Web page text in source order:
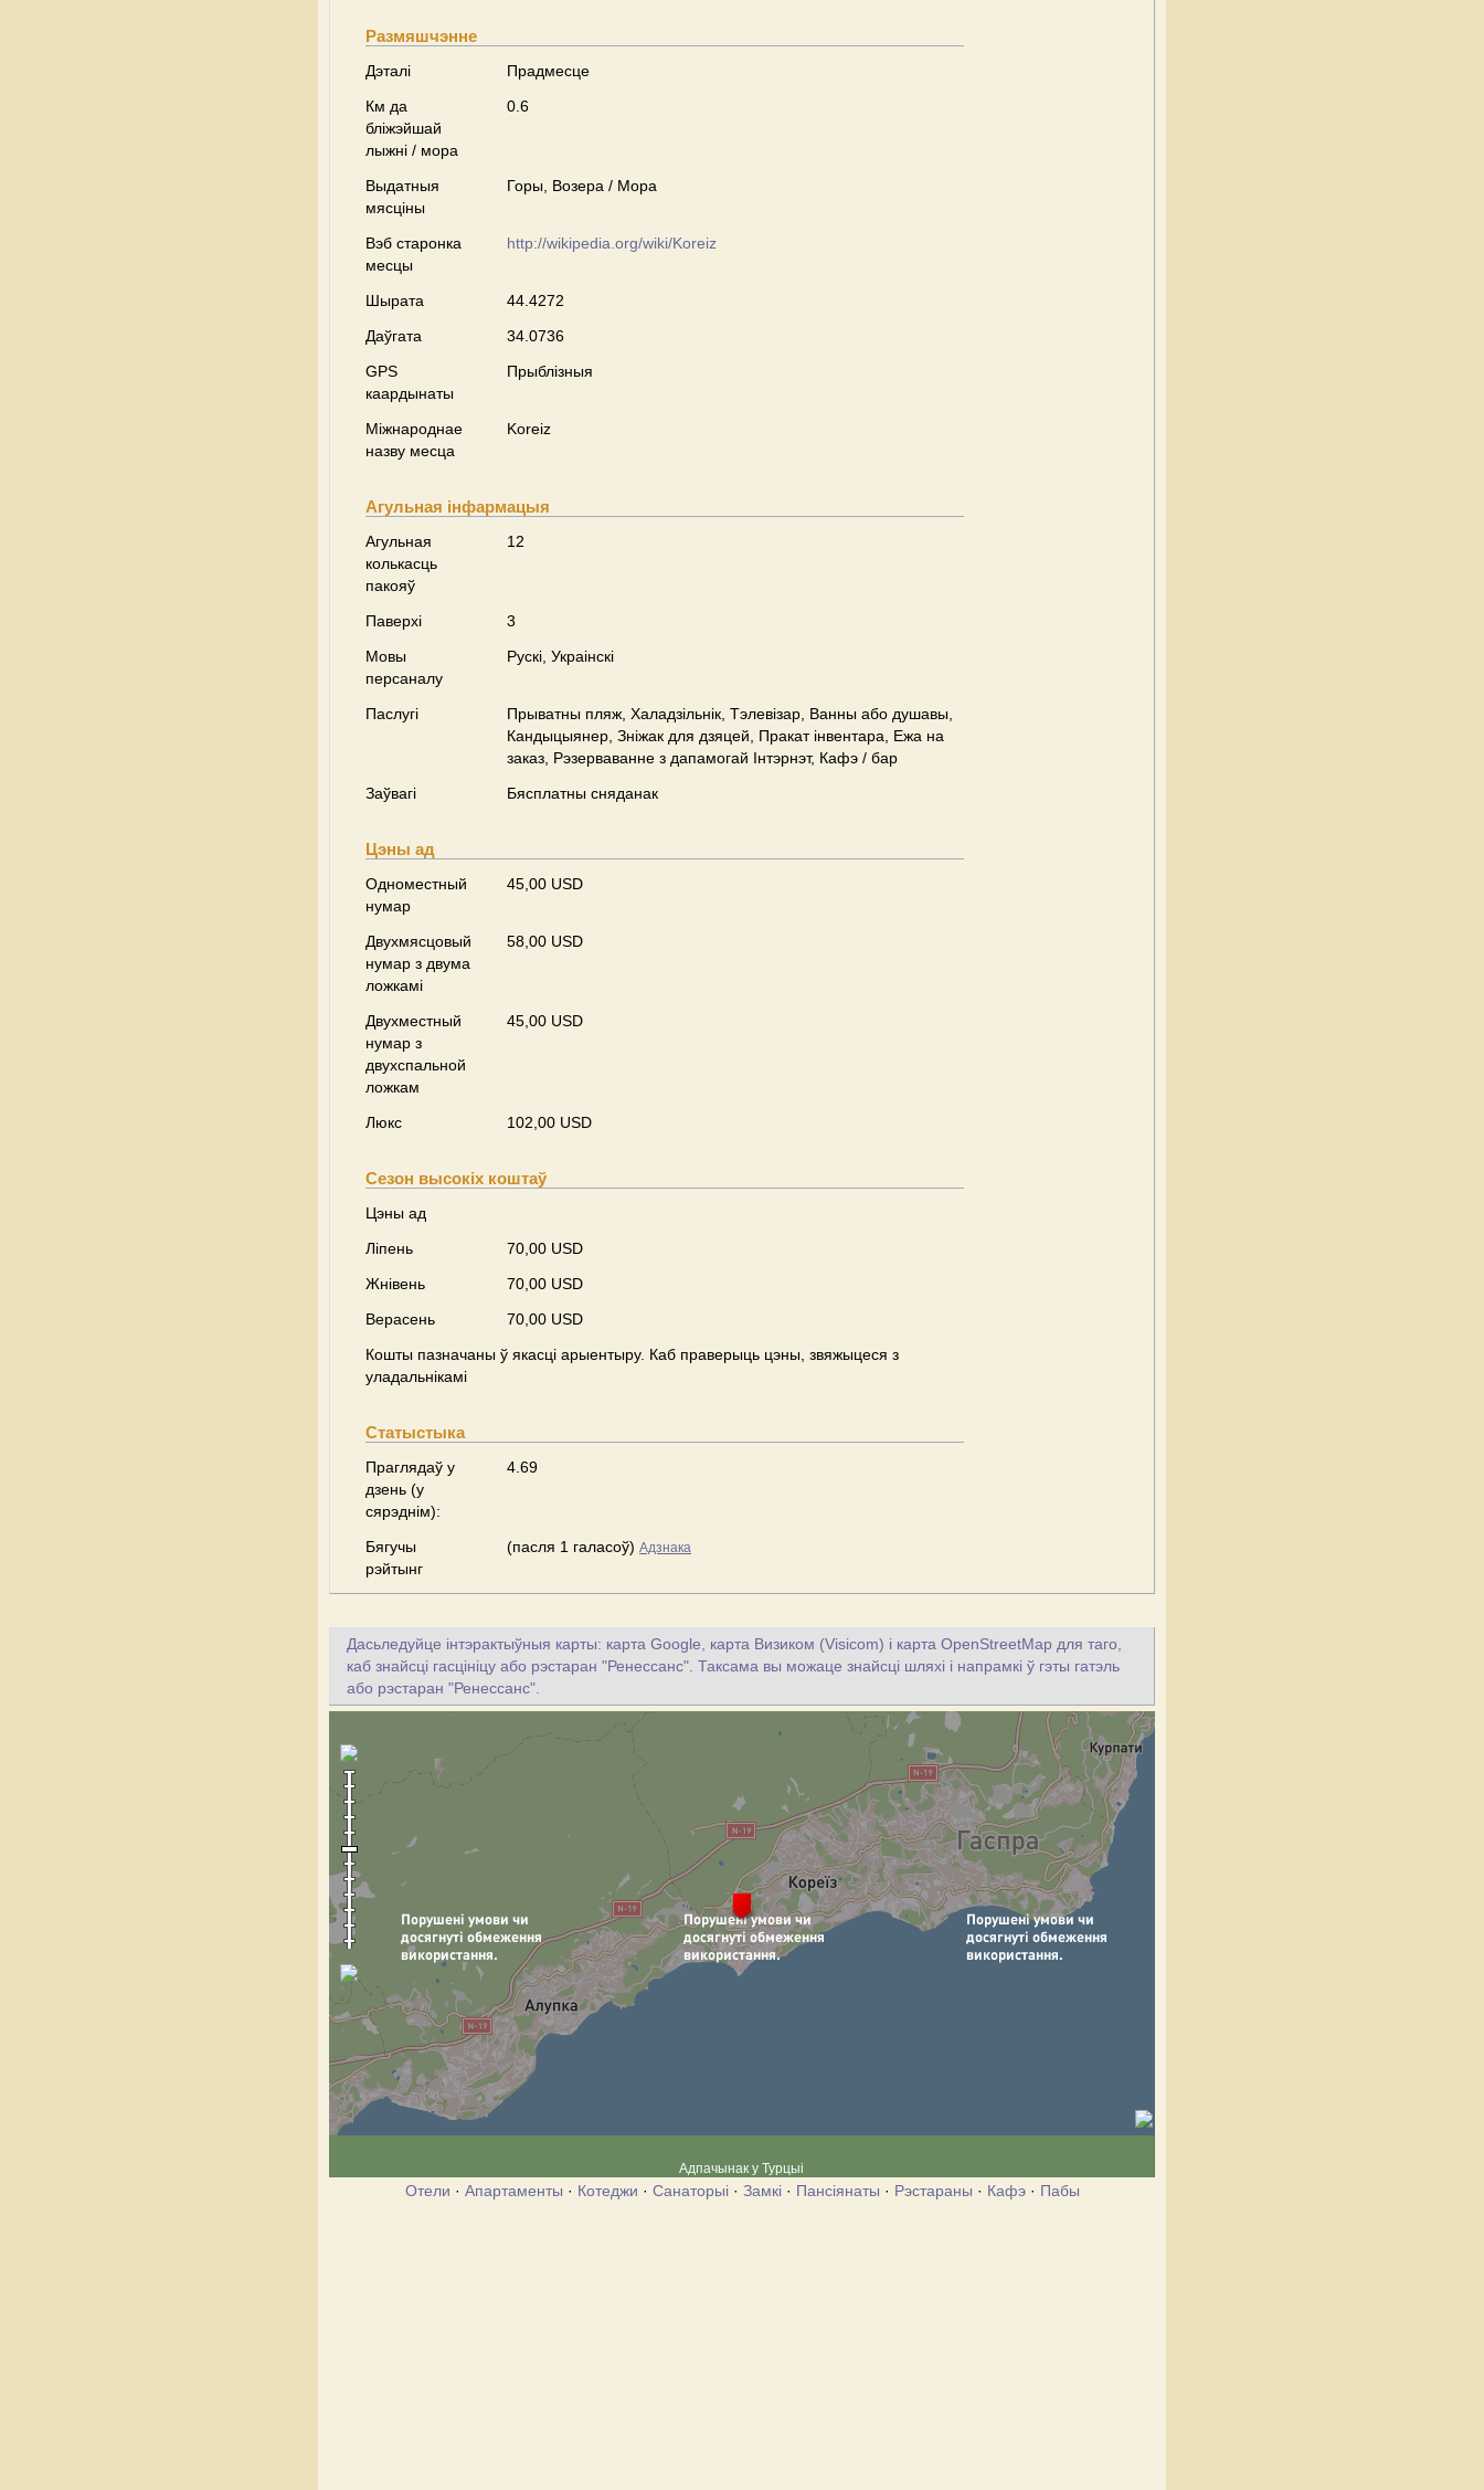
Размяшчэнне
Дэталі
Прадмесце
Км да
бліжэйшай
лыжні / мора
0.6
Выдатныя
мясціны
Горы, Возера / Мора
Вэб старонка
месцы
http://wikipedia.org/wiki/Koreiz
Шырата
44.4272
Даўгата
34.0736
GPS
каардынаты
Прыблізныя
Міжнароднае
назву месца
Koreiz
Агульная інфармацыя
Агульная
колькасць
пакояў
12
Паверхі
3
Мовы
персаналу
Рускі, Украінскі
Паслугі
Прыватны пляж, Халадзільнік, Тэлевізар, Ванны або душавы,
Кандыцыянер, Зніжак для дзяцей, Пракат інвентара, Ежа на
заказ, Рэзерваванне з дапамогай Інтэрнэт, Кафэ / бар
Заўвагі
Бясплатны сняданак
Цэны ад
Одноместный
нумар
45,00 USD
Двухмясцовый
нумар з двума
ложкамі
58,00 USD
Двухместный
нумар з
двухспальной
ложкам
45,00 USD
Люкс 102,00 USD
Сезон высокіх коштаў
Цэны ад
Ліпень
70,00 USD
Жнівень
70,00 USD
Верасень
70,00 USD
Кошты пазначаны ў якасці арыентыру. Каб праверыць цэны, звяжыцеся з
уладальнікамі
Статыстыка
Праглядаў у
дзень (у
сярэднім):
4.69
Бягучы
рэйтынг
(пасля 1 галасоў) Адзнака
Дасьледуйце інтэрактыўныя карты: карта Google, карта Визиком (Visicom) і карта OpenStreetMap для таго,
каб знайсці гасцініцу або рэстаран "Ренесcанс". Таксама вы можаце знайсці шляхі і напрамкі ў гэты гатэль
або рэстаран "Ренесcанс".
Адпачынак у Турцыі
Отели · Апартаменты · Котеджи · Санаторыі· Замкі· Пансіянаты · Рэстараны · Кафэ· Пабы